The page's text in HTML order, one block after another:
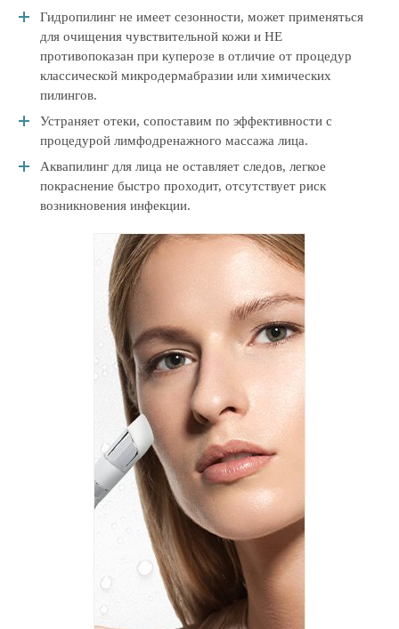
Гидропилинг не имеет сезонности, может применяться
для очищения чувствительной кожи и НЕ
противопоказан при куперозе в отличие от процедур
классической микродермабразии или химических
пилингов.
Устраняет отеки, сопоставим по эффективности с
процедурой лимфодренажного массажа лица.
Аквапилинг для лица не оставляет следов, легкое
покраснение быстро проходит, отсутствует риск
возникновения инфекции.